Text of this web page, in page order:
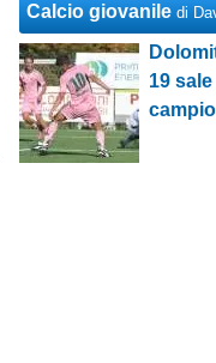
Calcio giovanile di
19